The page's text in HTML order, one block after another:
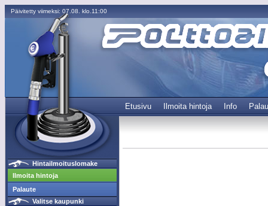
Päivitetty viimeksi: 07.08. klo.11:00
Etusivu Ilmoita hintoja Info
Hintailmoituslomake
Ilmoita hintoja
Palaute
Valitse kaupunki